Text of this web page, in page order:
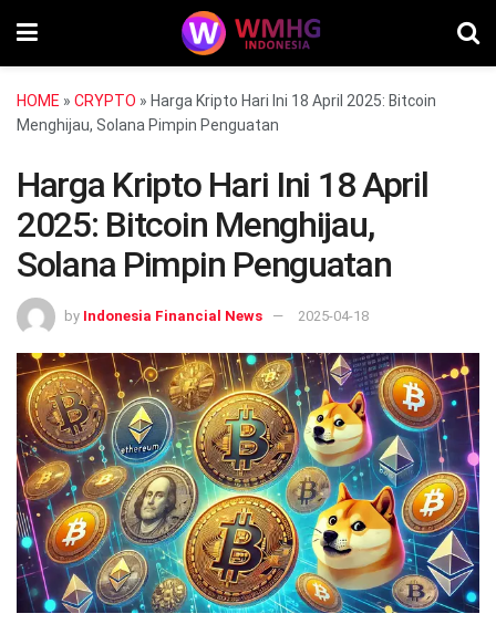
HOME » CRYPTO » Harga Kripto Hari Ini 18 April 2025: Bitcoin
Menghijau, Solana Pimpin Penguatan
Harga Kripto Hari Ini 18 April
2025: Bitcoin Menghijau,
Solana Pimpin Penguatan
by Indonesia Financial News 2025-04-18